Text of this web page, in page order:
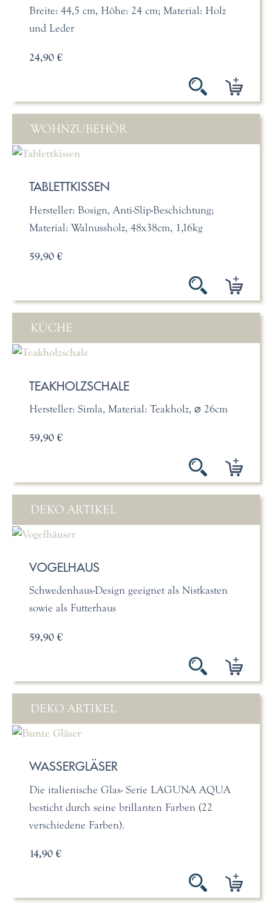
Breite: 44,5 cm, Höhe: 24 cm; Material: Holz
und Leder
24,90 €
WOHNZUBEHÖR
TABLETTKISSEN
Hersteller: Bosign, Anti-Slip-Beschichtung;
Material: Walnussholz, 48x38cm, 1,16kg
59,90 €
KÜCHE
TEAKHOLZSCHALE
Hersteller: Simla, Material: Teakholz, ⌀ 26cm
59,90 €
DEKO ARTIKEL
VOGELHAUS
Schwedenhaus-Design geeignet als Nistkasten
sowie als Futterhaus
59,90 €
DEKO ARTIKEL
WASSERGLÄSER
Die italienische Glas- Serie LAGUNA AQUA
besticht durch seine brillanten Farben (22
verschiedene Farben).
14,90 €